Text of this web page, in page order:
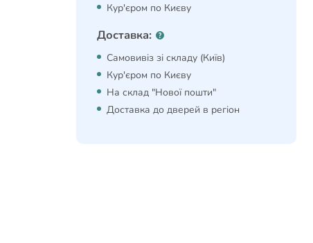
Кур'єром по Києву
Доставка:
Самовивіз зі складу (Київ)
Кур'єром по Києву
На склад "Нової пошти"
Доставка до дверей в регіон